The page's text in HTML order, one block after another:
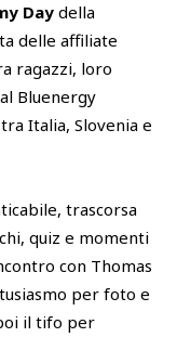
Day della
delle affiliate
ragazzi, loro
Bluenergy
Italia, Slovenia e
trascorsa
quiz e momenti
con Thomas
per foto e
il tifo per